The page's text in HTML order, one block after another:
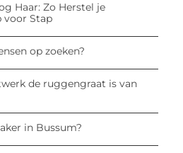
Haar: Zo Herstel je
voor Stap
op zoeken?
de ruggengraat is van
in Bussum?